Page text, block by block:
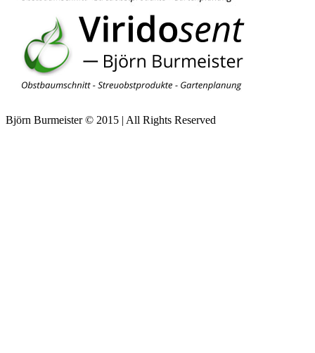
Björn Burmeister © 2015 | All Rights Reserved